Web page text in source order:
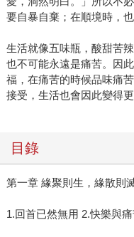
要自暴自棄；在順境時，
生活就像五味瓶，酸甜苦
也不可能永遠是痛苦。因
福，在痛苦的時候品味痛
接受，生活也會因此變得更
目錄
第一章 緣聚則生，緣散則
1.回首已然無用 2.快樂與